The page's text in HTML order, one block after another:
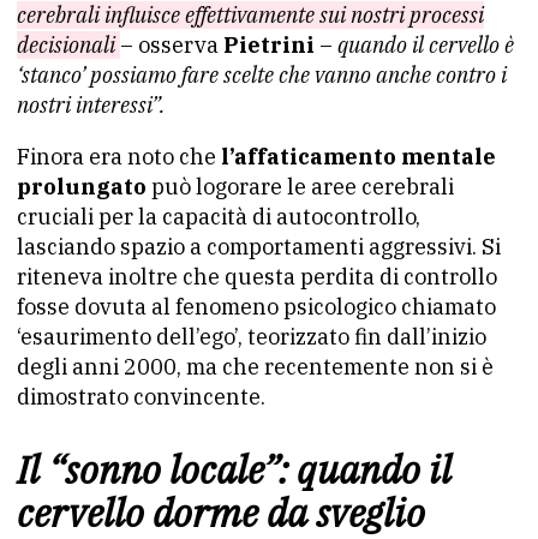
cerebrali influisce effettivamente sui nostri processi
decisionali – osserva Pietrini – quando il cervello è
‘stanco’ possiamo fare scelte che vanno anche contro i
nostri interessi”.
Finora era noto che l’affaticamento mentale
prolungato può logorare le aree cerebrali
cruciali per la capacità di autocontrollo,
lasciando spazio a comportamenti aggressivi. Si
riteneva inoltre che questa perdita di controllo
fosse dovuta al fenomeno psicologico chiamato
‘esaurimento dell’ego’, teorizzato fin dall’inizio
degli anni 2000, ma che recentemente non si è
dimostrato convincente.
Il “sonno locale”: quando il
cervello dorme da sveglio